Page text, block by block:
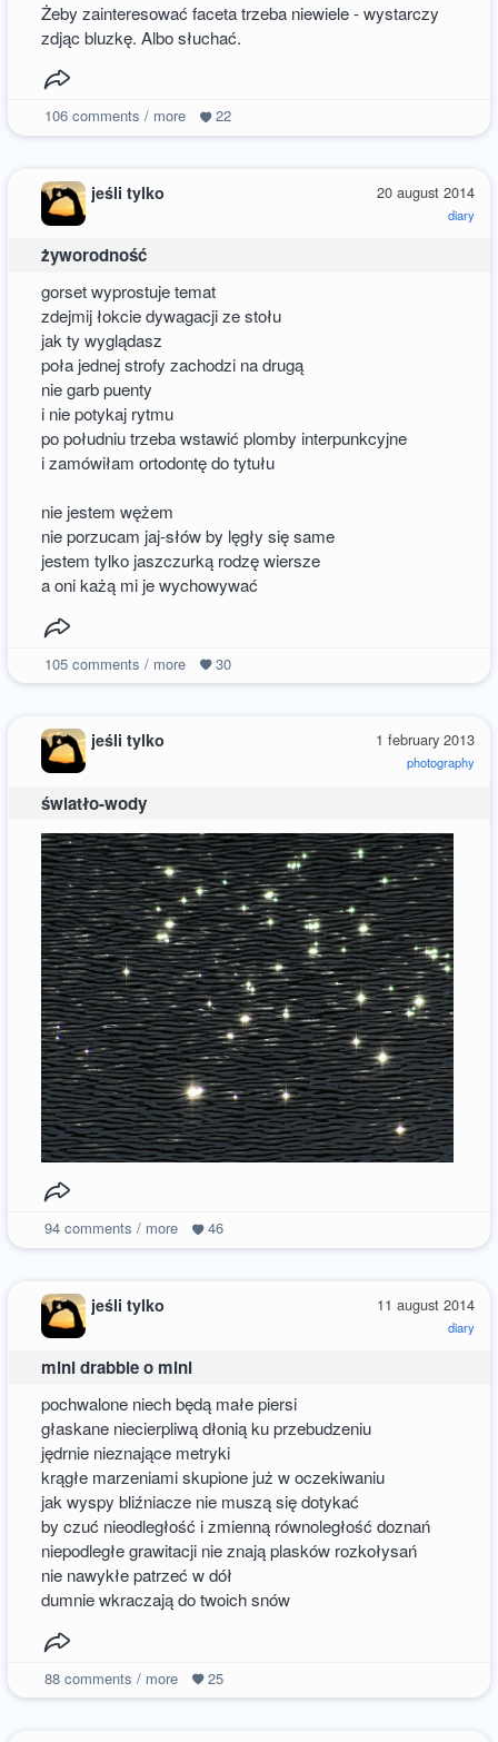
Żeby zainteresować faceta trzeba niewiele - wystarczy
zdjąc bluzkę. Albo słuchać.
106comments / more 22
20 august 2014
diary
jeśli tylko
żyworodność
gorset wyprostuje temat
zdejmij łokcie dywagacji ze stołu
jak ty wyglądasz
poła jednej strofy zachodzi na drugą
nie garb puenty
i nie potykaj rytmu
po południu trzeba wstawić plomby interpunkcyjne
i zamówiłam ortodontę do tytułu
nie jestem wężem
nie porzucam jaj-słów by lęgły się same
jestem tylko jaszczurką rodzę wiersze
a oni każą mi je wychowywać
105comments / more 30
1 february 2013
photography
jeśli tylko
światło-wody
94comments / more 46
11 august 2014
diary
jeśli tylko
mini drabble o mini
pochwalone niech będą małe piersi
głaskane niecierpliwą dłonią ku przebudzeniu
jędrnie nieznające metryki
krągłe marzeniami skupione już w oczekiwaniu
jak wyspy bliźniacze nie muszą się dotykać
by czuć nieodległość i zmienną równoległość doznań
niepodległe grawitacji nie znają plasków rozkołysań
nie nawykłe patrzeć w dół
dumnie wkraczają do twoich snów
88comments / more 25